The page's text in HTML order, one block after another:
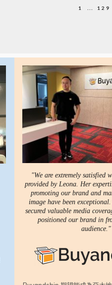
1 129
"We are extremely satisfied
provided by Leona. Her
promoting our brand and
image have been
secured valuable media
positioned our brand in
audience."